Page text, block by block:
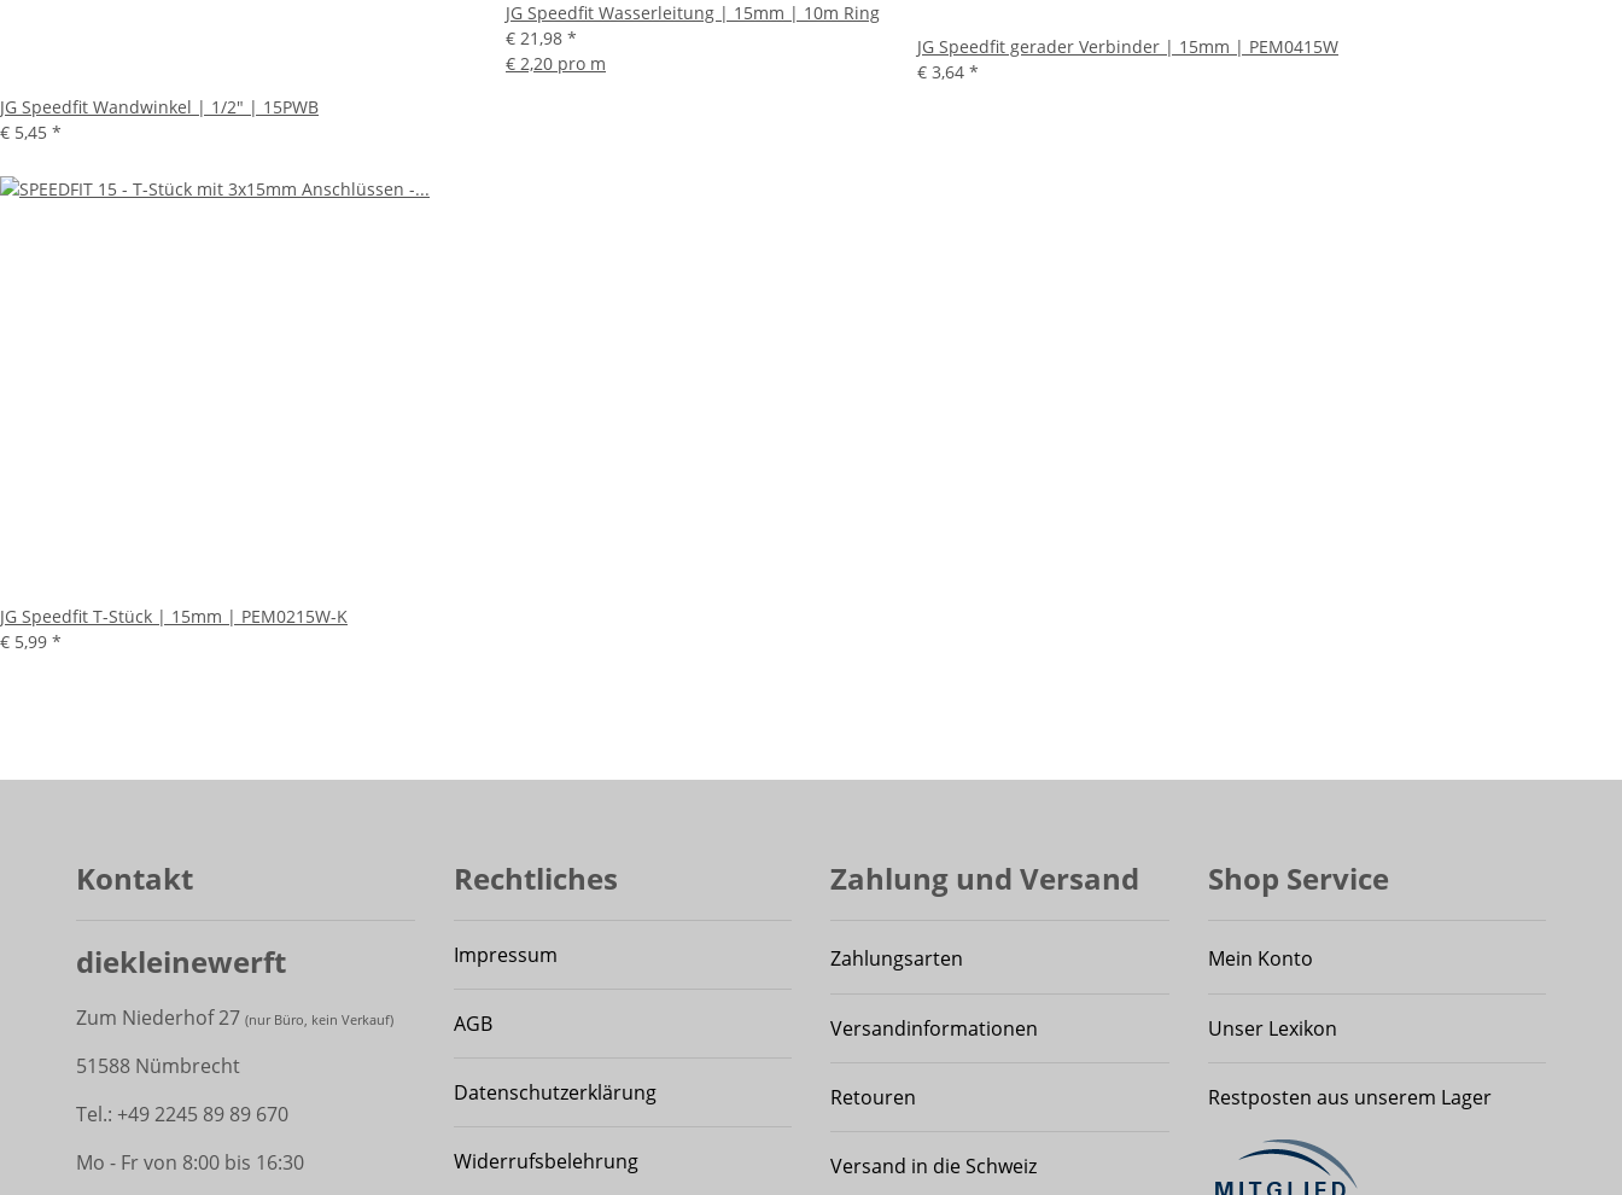
JG Speedfit Wandwinkel | 1/2" | 15PWB
€ 5,45 *
JG Speedfit Wasserleitung | 15mm | 10m Ring
€ 21,98 *
€ 2,20 pro m
JG Speedfit gerader Verbinder | 15mm | PEM0415W
€ 3,64 *
JG Speedfit T-Stück | 15mm | PEM0215W-K
€ 5,99 *
Kontakt
diekleinewerft
Zum Niederhof 27 (nur Büro, kein Verkauf)
51588 Nümbrecht
Tel.: +49 2245 89 89 670
Mo - Fr von 8:00 bis 16:30
Rechtliches
Impressum
AGB
Datenschutzerklärung
Widerrufsbelehrung
Zahlung und Versand
Zahlungsarten
Versandinformationen
Retouren
Versand in die Schweiz
Shop Service
Mein Konto
Unser Lexikon
Restposten aus unserem Lager